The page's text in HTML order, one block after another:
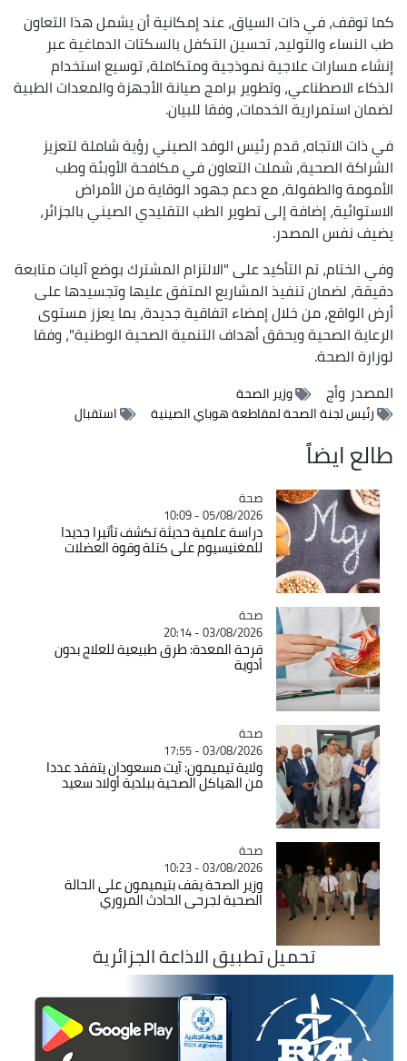
كما توقف، في ذات السياق، عند إمكانية أن يشمل هذا التعاون
طب النساء والتوليد، تحسين التكفل بالسكتات الدماغية عبر
إنشاء مسارات علاجية نموذجية ومتكاملة، توسيع استخدام
الذكاء الاصطناعي، وتطوير برامج صيانة الأجهزة والمعدات الطبية
لضمان استمرارية الخدمات، وفقا للبيان.
في ذات الاتجاه، قدم رئيس الوفد الصيني رؤية شاملة لتعزيز
الشراكة الصحية، شملت التعاون في مكافحة الأوبئة وطب
الأمومة والطفولة، مع دعم جهود الوقاية من الأمراض
الاستوائية، إضافة إلى تطوير الطب التقليدي الصيني بالجزائر،
يضيف نفس المصدر.
وفي الختام، تم التأكيد على "الالتزام المشترك بوضع آليات متابعة
دقيقة، لضمان تنفيذ المشاريع المتفق عليها وتجسيدها على
أرض الواقع، من خلال إمضاء اتفاقية جديدة، بما يعزز مستوى
الرعاية الصحية ويحقق أهداف التنمية الصحية الوطنية"، وفقا
لوزارة الصحة.
المصدروأج
وزير الصحة
رئيس لجنة الصحة لمقاطعة هوباي الصينية
استقبال
طالع ايضاً
Catégorie
صحة
05/08/2026 - 10:09
دراسة علمية حديثة تكشف تأثيرا جديدا
للمغنيسيوم على كتلة وقوة العضلات
Catégorie
صحة
03/08/2026 - 20:14
قرحة المعدة: طرق طبيعية للعلاج بدون
أدوية
Catégorie
صحة
03/08/2026 - 17:55
ولاية تيميمون: آيت مسعودان يتفقد عددا
من الهياكل الصحية ببلدية أولاد سعيد
Catégorie
صحة
03/08/2026 - 10:23
وزير الصحة يقف بتيميمون على الحالة
الصحية لجرحى الحادث المروري
تحميل تطبيق الاذاعة الجزائرية